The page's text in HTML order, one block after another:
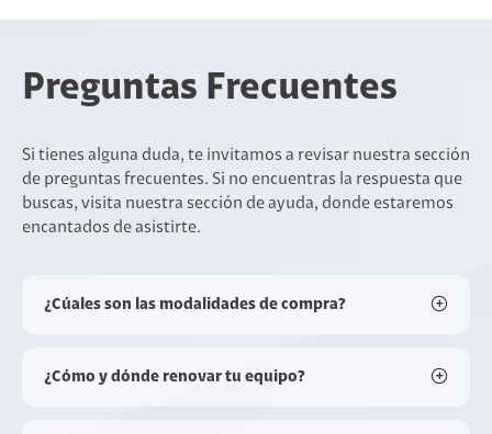
Preguntas Frecuentes
Si tienes alguna duda, te invitamos a revisar nuestra sección
de preguntas frecuentes. Si no encuentras la respuesta que
buscas, visita nuestra sección de ayuda, donde estaremos
encantados de asistirte.
¿Cúales son las modalidades de compra?
¿Cómo y dónde renovar tu equipo?